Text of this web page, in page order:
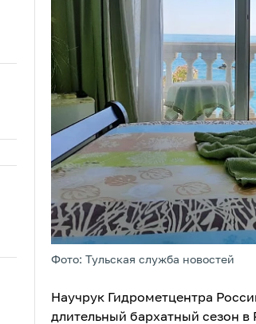
Фото: Тульская служба новостей
Научрук Гидрометцентра
длительный бархатный сезон в